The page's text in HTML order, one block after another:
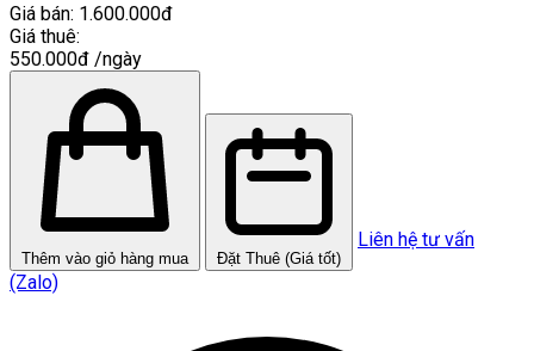
Giá bán: 1.600.000đ
Giá thuê:
550.000đ /ngày
Thêm vào giỏ hàng mua Đặt Thuê (Giá tốt)
Liên hệ tư vấn
(Zalo)